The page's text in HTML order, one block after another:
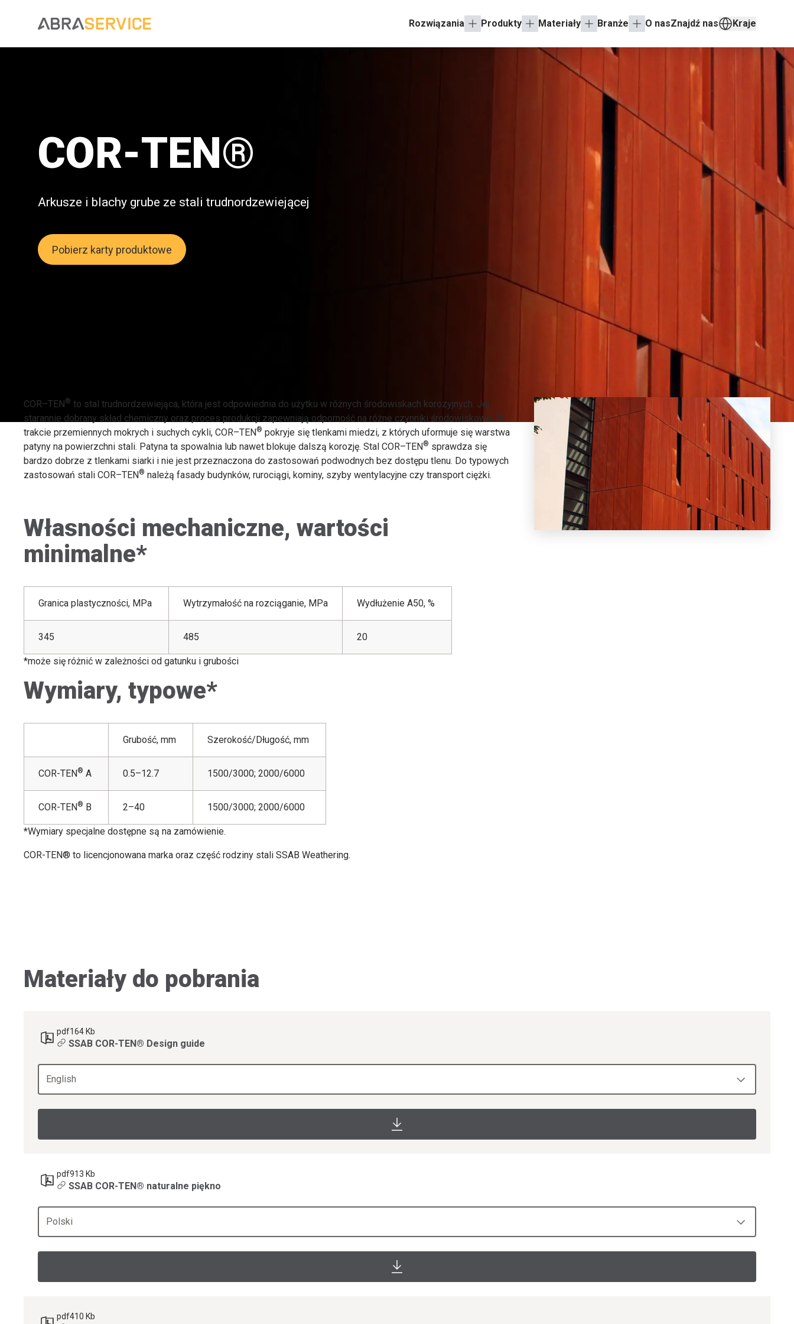
Rozwiązania Produkty Materiały Branże O nasZnajdź nas Kraje
COR-TEN®
Arkusze i blachy grube ze stali trudnordzewiejącej
Pobierz karty produktowe
COR–TEN® to stal trudnordzewiejąca, która jest odpowiednia do użytku w różnych środowiskach korozyjnych. Jej
starannie dobrany skład chemiczny oraz proces produkcji zapewniają odporność na różne czynniki środowiskowe. W
trakcie przemiennych mokrych i suchych cykli, COR–TEN® pokryje się tlenkami miedzi, z których uformuje się warstwa
patyny na powierzchni stali. Patyna ta spowalnia lub nawet blokuje dalszą korozję. Stal COR–TEN® sprawdza się
bardzo dobrze z tlenkami siarki i nie jest przeznaczona do zastosowań podwodnych bez dostępu tlenu. Do typowych
zastosowań stali COR–TEN® należą fasady budynków, rurociągi, kominy, szyby wentylacyjne czy transport ciężki.
Własności mechaniczne, wartości
minimalne*
Granica plastyczności, MPa Wytrzymałość na rozciąganie, MPa Wydłużenie A50, %
345 485 20
*może się różnić w zależności od gatunku i grubości
Wymiary, typowe*
Grubość, mm Szerokość/Długość, mm
COR-TEN® A 0.5–12.7 1500/3000; 2000/6000
COR-TEN® B 2–40 1500/3000; 2000/6000
*Wymiary specjalne dostępne są na zamówienie.
COR-TEN® to licencjonowana marka oraz część rodziny stali SSAB Weathering.
Materiały do pobrania
pdf164 Kb
SSAB COR-TEN® Design guide
English
pdf913 Kb
SSAB COR-TEN® naturalne piękno
Polski
pdf410 Kb